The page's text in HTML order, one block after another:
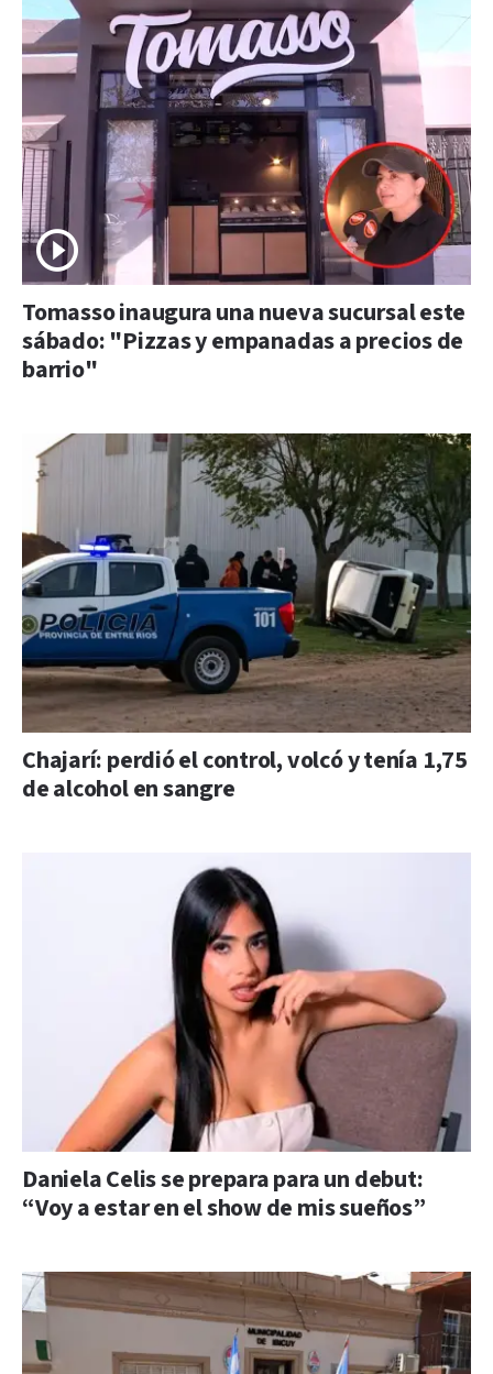
Tomasso inaugura una nueva sucursal este
sábado: "Pizzas y empanadas a precios de
barrio"
Chajarí: perdió el control, volcó y tenía 1,75
de alcohol en sangre
Daniela Celis se prepara para un debut:
“Voy a estar en el show de mis sueños”